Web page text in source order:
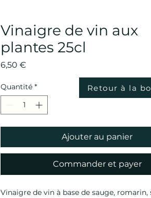
Vinaigre de vin aux
plantes 25cl
6,50 €
Quantité *
Ajouter au panier
Commander et payer
Vinaigre de vin à base de sauge, romarin,
Retour à la